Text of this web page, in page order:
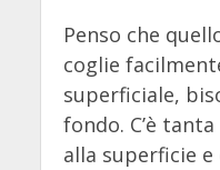
Penso che
coglie
superficiale,
fondo. C’è
alla superficie e